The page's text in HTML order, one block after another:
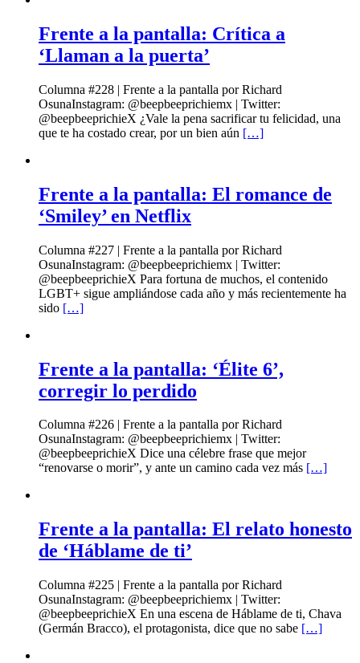
Frente a la pantalla: Crítica a
‘Llaman a la puerta’
Columna #228 | Frente a la pantalla por Richard
OsunaInstagram: @beepbeeprichiemx | Twitter:
@beepbeeprichieX ¿Vale la pena sacrificar tu felicidad, una
que te ha costado crear, por un bien aún […]
Frente a la pantalla: El romance de
‘Smiley’ en Netflix
Columna #227 | Frente a la pantalla por Richard
OsunaInstagram: @beepbeeprichiemx | Twitter:
@beepbeeprichieX Para fortuna de muchos, el contenido
LGBT+ sigue ampliándose cada año y más recientemente ha
sido […]
Frente a la pantalla: ‘Élite 6’,
corregir lo perdido
Columna #226 | Frente a la pantalla por Richard
OsunaInstagram: @beepbeeprichiemx | Twitter:
@beepbeeprichieX Dice una célebre frase que mejor
“renovarse o morir”, y ante un camino cada vez más […]
Frente a la pantalla: El relato honesto
de ‘Háblame de ti’
Columna #225 | Frente a la pantalla por Richard
OsunaInstagram: @beepbeeprichiemx | Twitter:
@beepbeeprichieX En una escena de Háblame de ti, Chava
(Germán Bracco), el protagonista, dice que no sabe […]